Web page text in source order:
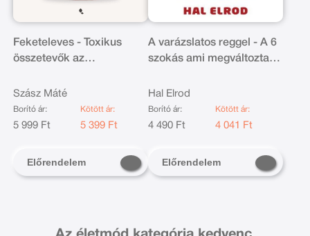
Feketeleves - Toxikus
összetevők az
Szász Máté
Borító ár:
5 999 Ft
Kötött ár:
5 399 Ft
Előrendelem
A varázslatos reggel - A 6
szokás ami megváltoztatja
Hal Elrod
Borító ár:
4 490 Ft
Kötött ár:
4 041 Ft
Előrendelem